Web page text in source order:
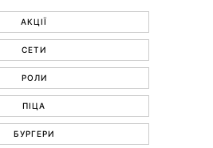
АКЦІЇ
СЕТИ
РОЛИ
ПІЦА
БУРГЕРИ